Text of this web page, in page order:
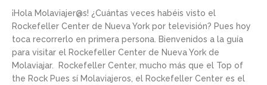
¡Hola Molaviajer@s! ¿Cuántas veces habéis visto el
Rockefeller Center de Nueva York por televisión? Pues hoy
toca recorrerlo en primera persona. Bienvenidos a la guía
para visitar el Rockefeller Center de Nueva York de
Molaviajar. Rockefeller Center, mucho más que el Top of
the Rock Pues sí Molaviajeros, el Rockefeller Center es el